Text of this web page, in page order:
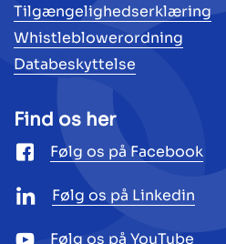
Tilgængelighedserklæring
Whistleblowerordning
Databeskyttelse
Find os her
Følg os på Facebook
Følg os på Linkedin
Følg os på YouTube